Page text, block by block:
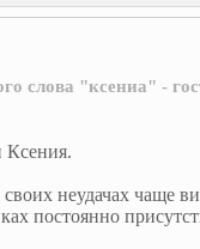
слова "ксениа" -
Ксения.
своих неудачах чаще
постоянно